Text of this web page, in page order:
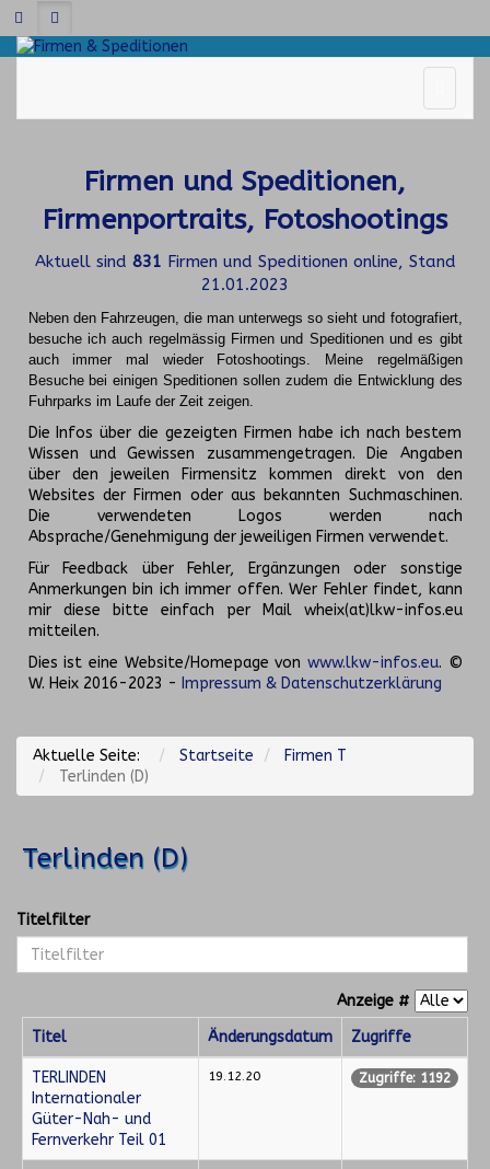
Firmen und Speditionen,
Firmenportraits, Fotoshootings
Aktuell sind 831 Firmen und Speditionen online, Stand
21.01.2023
Neben den Fahrzeugen, die man unterwegs so sieht und fotografiert,
besuche ich auch regelmässig Firmen und Speditionen und es gibt
auch immer mal wieder Fotoshootings.
Meine regelmäßigen
Besuche bei einigen Speditionen sollen zudem die Entwicklung des
Fuhrparks im Laufe der Zeit zeigen.
Die Infos über die gezeigten Firmen habe ich nach bestem
Wissen und Gewissen zusammengetragen. Die Angaben
über den jeweilen Firmensitz kommen direkt von den
Websites der Firmen oder aus bekannten Suchmaschinen.
Die verwendeten Logos werden nach
Absprache/Genehmigung der jeweiligen Firmen verwendet.
Für Feedback über Fehler, Ergänzungen oder sonstige
Anmerkungen bin ich immer offen. Wer Fehler findet, kann
mir diese bitte einfach per Mail wheix(at)lkw-infos.eu
mitteilen.
Dies ist eine Website/Homepage von www.lkw-infos.eu. ©
W. Heix 2016-2023 - Impressum & Datenschutzerklärung
Aktuelle Seite: Startseite
Firmen T
Terlinden (D)
Terlinden (D)
Titelfilter
Anzeige #
Titel
Änderungsdatum Zugriffe
TERLINDEN
Internationaler
Güter-Nah- und
Fernverkehr Teil 01
19.12.20 Zugriffe: 1192